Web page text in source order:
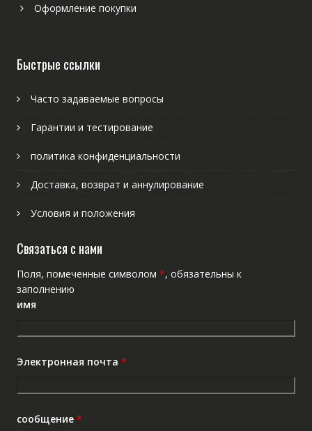
Оформление покупки
Быстрые ссылки
Часто задаваемые вопросы
Гарантии и тестирование
политика конфиденциальности
Доставка, возврат и аннулирование
Условия и положения
Связаться с нами
Поля, помеченные символом *, обязательны к
заполнению
имя
Электронная почта *
сообщение *